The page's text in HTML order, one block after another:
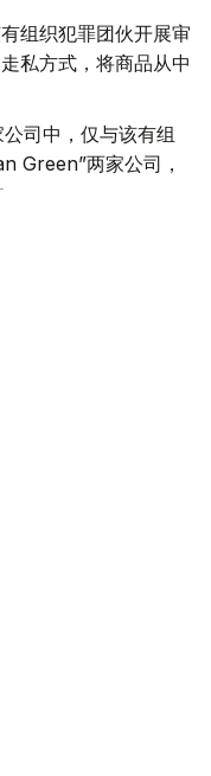
组织犯罪团伙开展审
私方式，将商品从中
司中，仅与该有组
Green”两家公司，